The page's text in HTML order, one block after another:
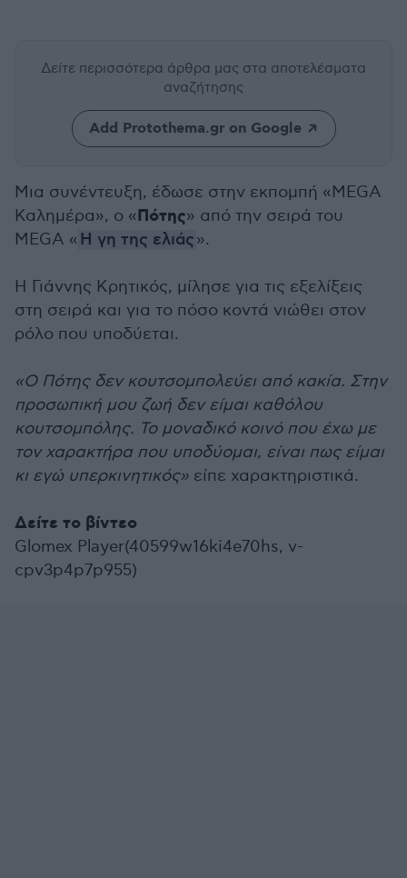
Δείτε περισσότερα άρθρα μας στα αποτελέσματα
αναζήτησης
Add Protothema.gr on Google
Μια συνέντευξη, έδωσε στην εκπομπή «MEGA
Καλημέρα», ο «Πότης» από την σειρά του
MEGA « H γη της ελιάς».
Η Γιάννης Κρητικός, μίλησε για τις εξελίξεις
στη σειρά και για το πόσο κοντά νιώθει στον
ρόλο που υποδύεται.
«Ο Πότης δεν κουτσομπολεύει από κακία. Στην
προσωπική μου ζωή δεν είμαι καθόλου
κουτσομπόλης. Το μοναδικό κοινό που έχω με
τον χαρακτήρα που υποδύομαι, είναι πως είμαι
κι εγώ υπερκινητικός» είπε χαρακτηριστικά.
Δείτε το βίντεο
Glomex Player(40599w16ki4e70hs, v-
cpv3p4p7p955)